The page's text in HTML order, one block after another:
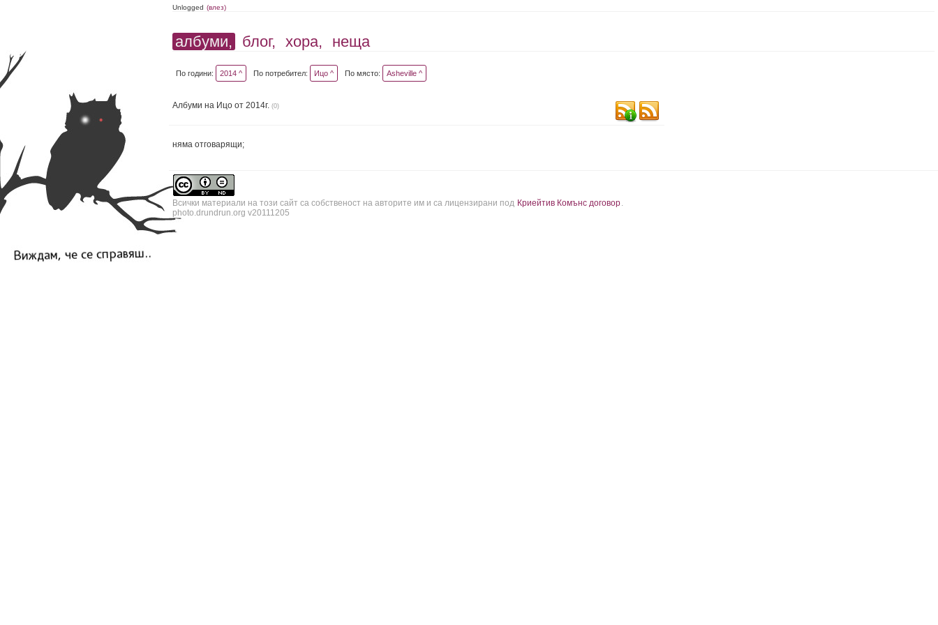
Unlogged (влез)
албуми, блог, хора, неща
По години: 2014 ^ По потребител: Ицо ^ По място: Asheville ^
Албуми на Ицо от 2014г. (0)
няма отговарящи;
Всички материали на този сайт са собственост на авторите им и са лицензирани под Криейтив Комънс договор.
photo.drundrun.org v20111205